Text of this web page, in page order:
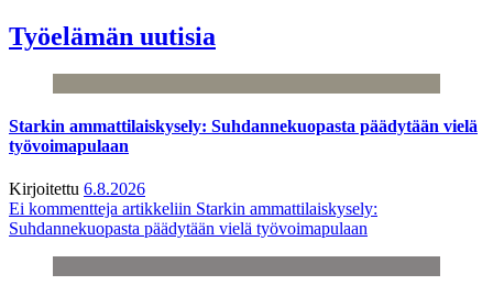
Työelämän uutisia
Starkin ammattilaiskysely: Suhdannekuopasta päädytään vielä
työvoimapulaan
Kirjoitettu 6.8.2026
Ei kommentteja artikkeliin Starkin ammattilaiskysely:
Suhdannekuopasta päädytään vielä työvoimapulaan